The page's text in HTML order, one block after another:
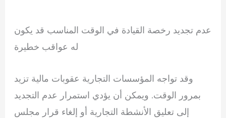
عدم تجديد رخصة القيادة في الوقت المناسب قد يكون
له عواقب خطيرة
وقد تواجه المؤسسات التجارية عقوبات مالية تزيد
بمرور الوقت. ويمكن أن يؤدي استمرار عدم التجديد
إلى تعليق الأنشطة التجارية أو إلغاء قرار مجلس